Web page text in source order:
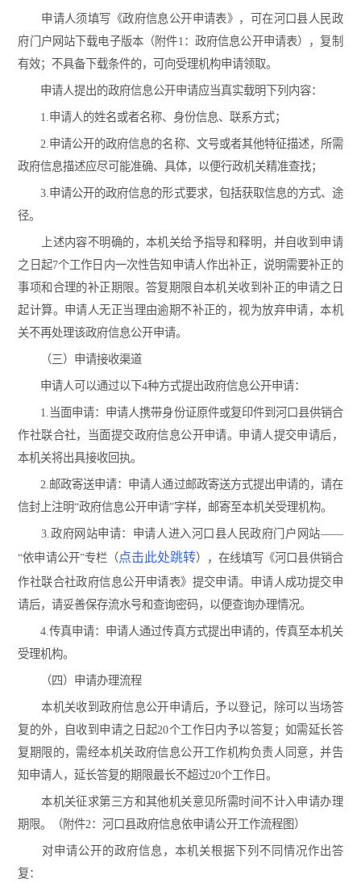
申请人须填写《政府信息公开申请表》，可在河口县人民政
府门户网站下载电子版本（附件1：政府信息公开申请表），复制
有效；不具备下载条件的，可向受理机构申请领取。
申请人提出的政府信息公开申请应当真实载明下列内容：
1.申请人的姓名或者名称、身份信息、联系方式；
2.申请公开的政府信息的名称、文号或者其他特征描述，所需
政府信息描述应尽可能准确、具体，以便行政机关精准查找；
3.申请公开的政府信息的形式要求，包括获取信息的方式、途
径。
上述内容不明确的，本机关给予指导和释明，并自收到申请
之日起7个工作日内一次性告知申请人作出补正，说明需要补正的
事项和合理的补正期限。答复期限自本机关收到补正的申请之日
起计算。申请人无正当理由逾期不补正的，视为放弃申请，本机
关不再处理该政府信息公开申请。
（三）申请接收渠道
申请人可以通过以下4种方式提出政府信息公开申请：
1.当面申请：申请人携带身份证原件或复印件到河口县供销合
作社联合社，当面提交政府信息公开申请。申请人提交申请后，
本机关将出具接收回执。
2.邮政寄送申请：申请人通过邮政寄送方式提出申请的，请在
信封上注明“政府信息公开申请”字样，邮寄至本机关受理机构。
3.政府网站申请：申请人进入河口县人民政府门户网站——
“依申请公开”专栏（点击此处跳转），在线填写《河口县供销合
作社联合社政府信息公开申请表》提交申请。申请人成功提交申
请后，请妥善保存流水号和查询密码，以便查询办理情况。
4.传真申请：申请人通过传真方式提出申请的，传真至本机关
受理机构。
（四）申请办理流程
本机关收到政府信息公开申请后，予以登记，除可以当场答
复的外，自收到申请之日起20个工作日内予以答复；如需延长答
复期限的，需经本机关政府信息公开工作机构负责人同意，并告
知申请人，延长答复的期限最长不超过20个工作日。
本机关征求第三方和其他机关意见所需时间不计入申请办理
期限。（附件2：河口县政府信息依申请公开工作流程图）
对申请公开的政府信息，本机关根据下列不同情况作出答
复：